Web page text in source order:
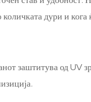
дури и кога
заштитува од UV